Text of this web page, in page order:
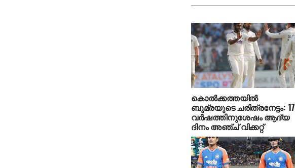
കൊല്‍ക്കത്തയില്‍
ബുമ്രയുടെ ചരിത്രനേട്ടം: 17
വര്‍ഷത്തിനുശേഷം ആദ്യ
ദിനം അഞ്ച് വിക്കറ്റ്